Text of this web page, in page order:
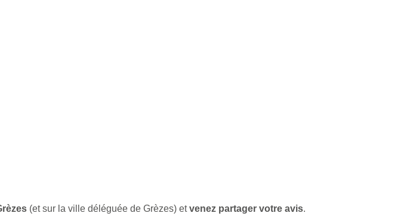
(et sur la ville déléguée de Grèzes) etvenez partager votre avis.